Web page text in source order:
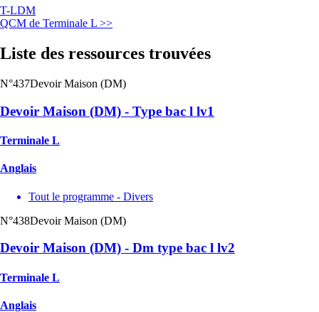
T-LDM
QCM de Terminale L >>
Liste des ressources trouvées
N°437Devoir Maison (DM)
Devoir Maison (DM) - Type bac l lv1
Terminale L
Anglais
Tout le programme - Divers
N°438Devoir Maison (DM)
Devoir Maison (DM) - Dm type bac l lv2
Terminale L
Anglais